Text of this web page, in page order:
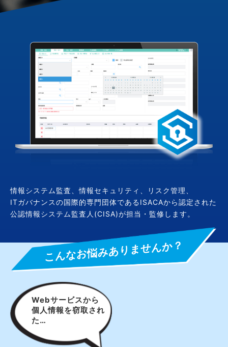
情報システム監査、情報セキュリティ、リスク管理、
ITガバナンスの国際的専門団体であるISACAから認定された
公認情報システム監査人(CISA)が担当・監修します。
こんなお悩みありませんか？
Webサービスから
個人情報を窃取され
た…